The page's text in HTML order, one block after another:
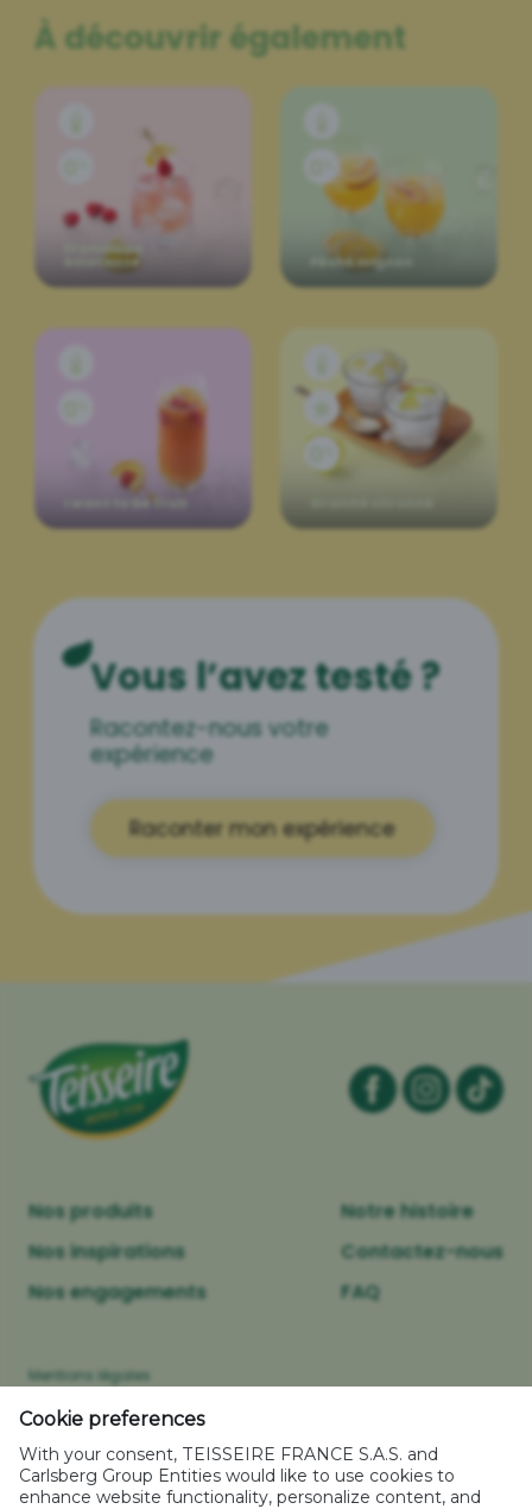
À découvrir également
Framboise
éclatante
Vous l’avez testé ?
Racontez-nous votre
expérience
Raconter mon expérience
Nos produits
Nos inspirations
Nos engagements
Notre histoire
Contactez-nous
FAQ
Politique relative aux cookies
Politique de confidentialité
Plan de site
Cookie preferences
With your consent, TEISSEIRE FRANCE S.A.S. and
Carlsberg Group Entities would like to use cookies to
enhance website functionality, personalize content, and